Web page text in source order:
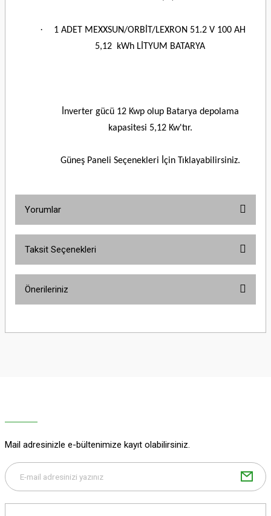
·
1 ADET MEXXSUN/ORBİT/LEXRON 51.2 V 100 AH
5,12 kWh LİTYUM BATARYA
İnverter gücü 12 Kwp olup Batarya depolama
kapasitesi 5,12 Kw'tır.
Güneş Paneli Seçenekleri İçin Tıklayabilirsiniz.
Yorumlar
Taksit Seçenekleri
Önerileriniz
Bu ürüne benzer farklı alternatifler olmalı.
Mail adresinizle e-bültenimize kayıt olabilirsiniz.